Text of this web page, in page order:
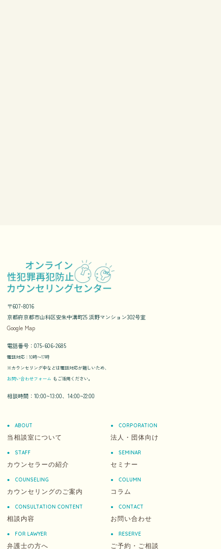
〒607-8016
京都府京都市山科区安朱中溝町25 浜野マンション302号室
Google Map
電話番号：075-606-2685
電話対応：10時〜17時
※カウンセリング中などは電話対応が難しいため、
お問い合わせフォーム もご活用ください。
相談時間：10:00~13:00、14:00~22:00
ABOUT
当相談室について
STAFF
カウンセラーの紹介
COUNSELING
カウンセリングのご案内
CONSULTATION CONTENT
相談内容
FOR LAWYER
弁護士の方へ
CORPORATION
法人・団体向け
SEMINAR
セミナー
COLUMN
コラム
CONTACT
お問い合わせ
RESERVE
ご予約・ご相談